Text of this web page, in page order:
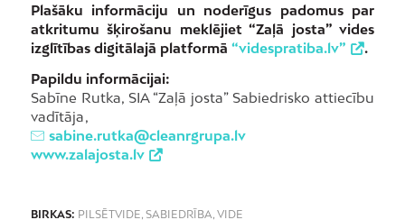
Plašāku informāciju un noderīgus padomus par
atkritumu šķirošanu meklējiet “Zaļā josta” vides
izglītības digitālajā platformā “videspratiba.lv”
.
Papildu informācijai:
Sabīne Rutka, SIA “Zaļā josta” Sabiedrisko attiecību
vadītāja ,
sabine.rutka@cleanrgrupa.lv
www.zalajosta.lv
BIRKAS: PILSĒTVIDE, SABIEDRĪBA, VIDE